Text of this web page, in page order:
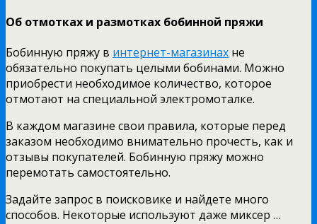
Об отмотках и размотках бобинной пряжи
Бобинную пряжу в интернет-магазинах не
обязательно покупать целыми бобинами. Можно
приобрести необходимое количество, которое
отмотают на специальной электромоталке.
В каждом магазине свои правила, которые перед
заказом необходимо внимательно прочесть, как и
отзывы покупателей. Бобинную пряжу можно
перемотать самостоятельно.
Задайте запрос в поисковике и найдете много
способов. Некоторые используют даже миксер …